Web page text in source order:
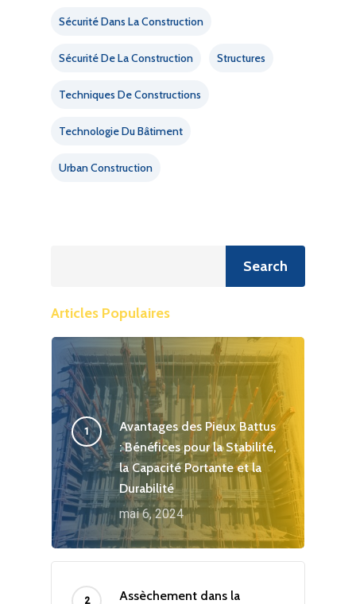
Sécurité Dans La Construction
Sécurité De La Construction Structures
Techniques De Constructions
Technologie Du Bâtiment
Urban Construction
Search
Articles Populaires
Avantages des Pieux Battus
: Bénéfices pour la Stabilité,
la Capacité Portante et la
Durabilité
mai 6, 2024
Assèchement dans la